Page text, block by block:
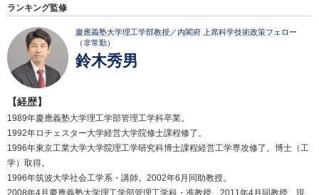
ランキング監修
慶應義塾大学理工学部教授／内閣府 上席科学技術政策フェロー
（非常勤）
鈴木秀男
【経歴】
1989年慶應義塾大学理工学部管理工学科卒業。
1992年ロチェスター大学経営大学院修士課程修了。
1996年東京工業大学大学院理工学研究科博士課程経営工学専攻修了。博士（工
学）取得。
1996年筑波大学社会工学系・講師。2002年6月同助教授。
2008年4月慶應義塾大学理工学部管理工学科・准教授。2011年4月同教授、現